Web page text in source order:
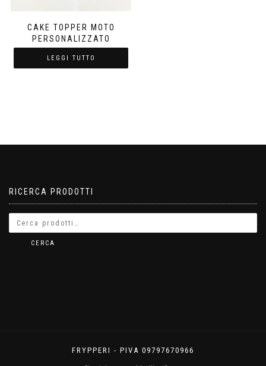
CAKE TOPPER MOTO
PERSONALIZZATO
LEGGI TUTTO
RICERCA PRODOTTI
CERCA
FRYPPERI - PIVA 09797670966